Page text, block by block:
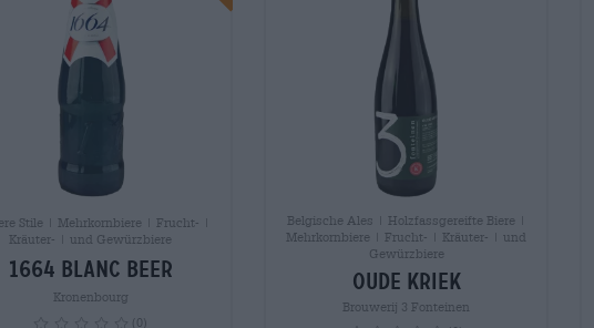
Stile | Mehrkornbiere | Frucht- |
Kräuter- | und Gewürzbiere
1664 Blanc Beer
Kronenbourg
(0)
Belgische Ales | Holzfassgereifte Biere |
Mehrkornbiere | Frucht- | Kräuter- | und
Gewürzbiere
Oude Kriek
Brouwerij 3 Fonteinen